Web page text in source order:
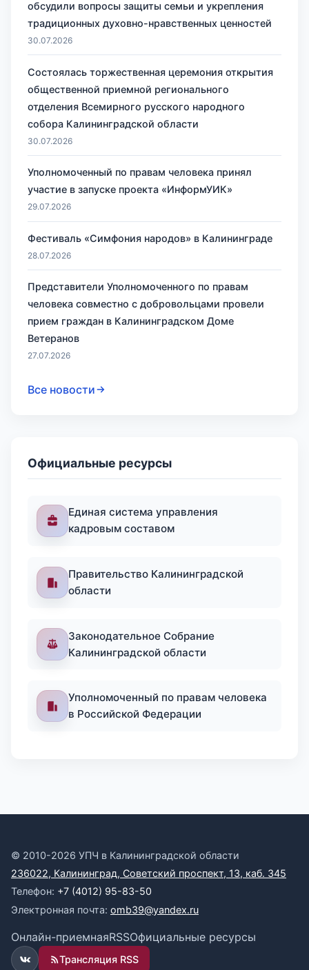
обсудили вопросы защиты семьи и укрепления
традиционных духовно-нравственных ценностей
30.07.2026
Состоялась торжественная церемония открытия
общественной приемной регионального
отделения Всемирного русского народного
собора Калининградской области
30.07.2026
Уполномоченный по правам человека принял
участие в запуске проекта «ИнформУИК»
29.07.2026
Фестиваль «Симфония народов» в Калининграде
28.07.2026
Представители Уполномоченного по правам
человека совместно с добровольцами провели
прием граждан в Калининградском Доме
Ветеранов
27.07.2026
Все новости
Официальные ресурсы
Единая система управления
кадровым составом
Правительство Калининградской
области
Законодательное Собрание
Калининградской области
Уполномоченный по правам человека
в Российской Федерации
© 2010-2026 УПЧ в Калининградской области
236022, Калининград, Советский проспект, 13, каб. 345
Телефон: +7 (4012) 95-83-50
Электронная почта: omb39@yandex.ru
Онлайн-приемнаяRSSОфициальные ресурсы
Трансляция RSS